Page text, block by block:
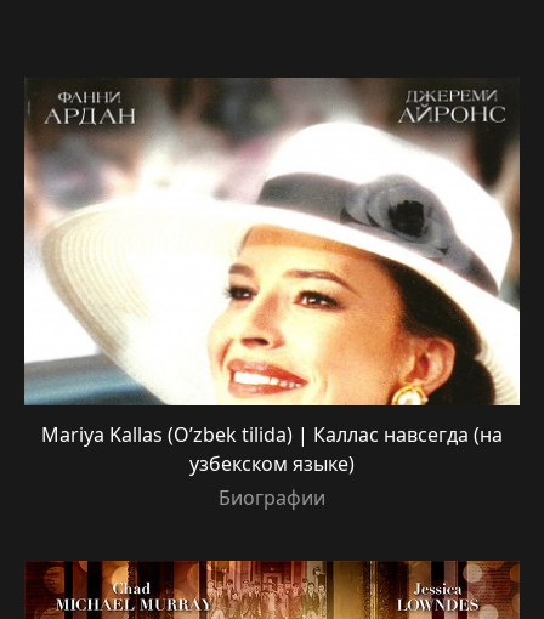
Mariya Kallas (O’zbek tilida) | Каллас навсегда (на
узбекском языке)
Биографии